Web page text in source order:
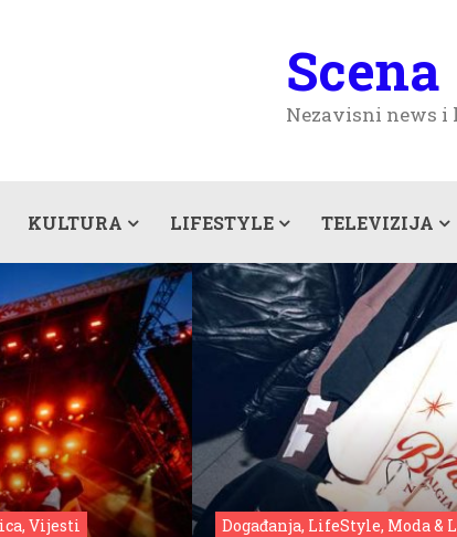
Scena
Nezavisni news
KULTURA LIFESTYLE TELEVIZIJA
Vijesti Događanja, LifeStyle, Moda &